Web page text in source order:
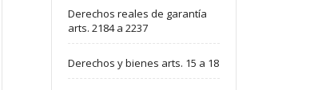
Derechos reales de garantía
arts. 2184 a 2237
Derechos y bienes arts. 15 a 18